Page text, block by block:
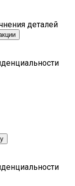
деталей